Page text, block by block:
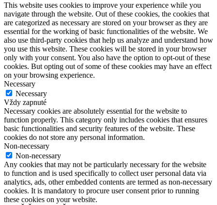
This website uses cookies to improve your experience while you
navigate through the website. Out of these cookies, the cookies that
are categorized as necessary are stored on your browser as they are
essential for the working of basic functionalities of the website. We
also use third-party cookies that help us analyze and understand how
you use this website. These cookies will be stored in your browser
only with your consent. You also have the option to opt-out of these
cookies. But opting out of some of these cookies may have an effect
on your browsing experience.
Necessary
Necessary
Vždy zapnuté
Necessary cookies are absolutely essential for the website to
function properly. This category only includes cookies that ensures
basic functionalities and security features of the website. These
cookies do not store any personal information.
Non-necessary
Non-necessary
Any cookies that may not be particularly necessary for the website
to function and is used specifically to collect user personal data via
analytics, ads, other embedded contents are termed as non-necessary
cookies. It is mandatory to procure user consent prior to running
these cookies on your website.